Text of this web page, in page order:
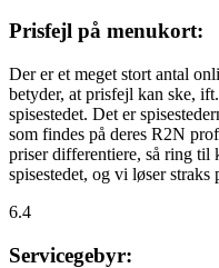
Prisfejl på menukort:
Der er et meget stort antal
betyder, at prisfejl kan ske,
spisestedet. Det er
som findes på deres R2N
priser differentiere, så ring til
spisestedet, og vi løser straks
6.4
Servicegebyr: